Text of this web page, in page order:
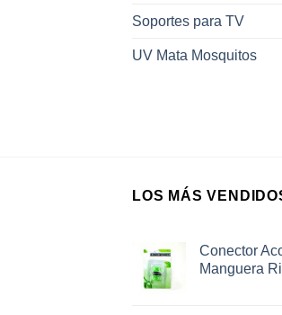
Soportes para TV
UV Mata Mosquitos
LOS MÁS
Conector
Manguera